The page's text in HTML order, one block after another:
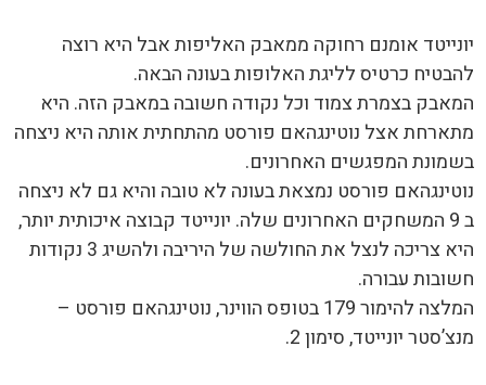
יונייטד אומנם רחוקה ממאבק האליפות אבל היא רוצה
להבטיח כרטיס לליגת האלופות בעונה הבאה.
המאבק בצמרת צמוד וכל נקודה חשובה במאבק הזה. היא
מתארחת אצל נוטינגהאם פורסט מהתחתית אותה היא ניצחה
בשמונת המפגשים האחרונים.
נוטינגהאם פורסט נמצאת בעונה לא טובה והיא גם לא ניצחה
ב 9 המשחקים האחרונים שלה. יונייטד קבוצה איכותית יותר,
היא צריכה לנצל את החולשה של היריבה ולהשיג 3 נקודות
חשובות עבורה.
המלצה להימור 179 בטופס הווינר, נוטינגהאם פורסט –
מנצ’סטר יונייטד, סימון 2.